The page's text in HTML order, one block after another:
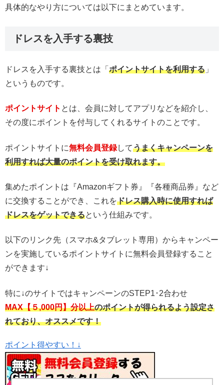
具体的なやり方については以下にまとめています。
ドレスを入手する裏技
ドレスを入手する裏技とは「 ポイントサイトを利用する 」
というものです。
ポイントサイト とは、会員に対してアプリなどを紹介し、
その度にポイントを付与してくれるサイトのことです。
ポイントサイトに無料会員登録してうまくキャンペーンを
利用すれば大量のポイントを受け取れます。
集めたポイントは『Amazonギフト券』『各種商品券』など
に交換することができ、これをドレス購入時に使用すれば
ドレスをゲットできるという仕組みです。
以下のリンク先（スマホ&タブレット専用）からキャンペー
ンを実施しているポイントサイトに無料会員登録すること
ができます↓
特に↓のサイトではキャンペーンのSTEP1･2合わせ
MAX【５,000円】分以上のポイントが得られるよう設定さ
れており、オススメです！
ポイント得やすい！↓